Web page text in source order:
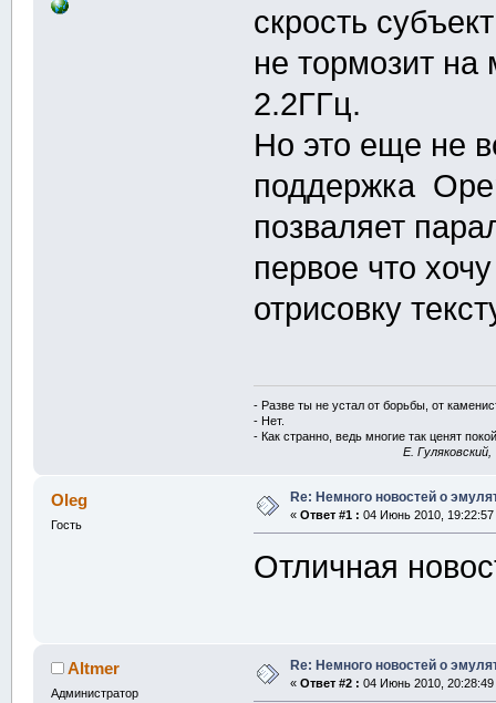
скрость
не тормозит
2.2ГГц.
Но это еще не
поддержка
позваляет
первое что
отрисовку
- Разве ты не устал от борьбы, от
- Нет.
- Как странно, ведь многие так ценят
E.
Oleg
Гость
Re: Немного новостей о
« Ответ #1 : 04 Июнь 2010, 19:22:57
Отличная
Altmer
Администратор
Re: Немного новостей о
« Ответ #2 : 04 Июнь 2010, 20:28:49